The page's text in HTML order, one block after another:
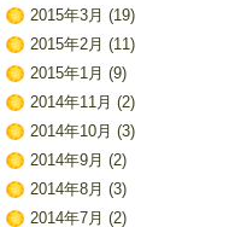
2015年3月 (19)
2015年2月 (11)
2015年1月 (9)
2014年11月 (2)
2014年10月 (3)
2014年9月 (2)
2014年8月 (3)
2014年7月 (2)